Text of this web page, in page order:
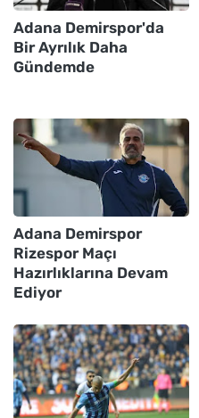
Adana Demirspor'da
Bir Ayrılık Daha
Gündemde
Adana Demirspor
Rizespor Maçı
Hazırlıklarına Devam
Ediyor